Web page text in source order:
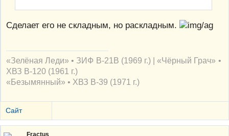
Сделает его не складным, но раскладным.
«Зелёная Леди» • ЗИФ В-21В (1969 г.) | «Чёрный Грач» •
ХВЗ В-120 (1961 г.)
«Безымянный» • ХВЗ В-39 (1971 г.)
Сайт
Fractus